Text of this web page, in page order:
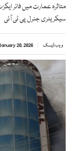
متاثرہ عمارت میں فائر
سیکریٹری جنرل پی ٹی آئی
ویب ڈیسک 20, 2026